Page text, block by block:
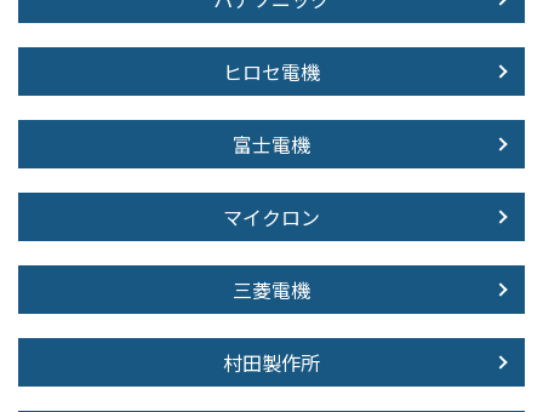
ヒロセ電機
富士電機
マイクロン
三菱電機
村田製作所